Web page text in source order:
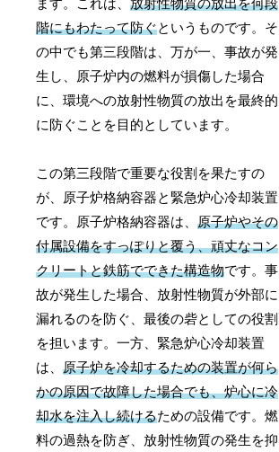
ます。これは、放射性物質の放出を何段
階にもわたって防ぐというものです。そ
の中でも第三段階は、万が一、事故が発
生し、原子炉内の燃料が損傷した場合
に、環境への放射性物質の放出を最終的
に防ぐことを目的としています。
この第三段階で重要な役割を果たすの
が、原子炉格納容器と緊急炉心冷却装置
です。原子炉格納容器は、原子炉やその
付属設備をすっぽりと覆う、頑丈なコン
クリートと鉄筋でできた構造物です。事
故が発生した場合、放射性物質が外部に
漏れるのを防ぐ、最後の砦としての役割
を担います。一方、緊急炉心冷却装置
は、原子炉を冷却するための装置が何ら
かの原因で故障した場合でも、炉心に冷
却水を注入し続けるための設備です。燃
料の過熱を防ぎ、放射性物質の発生を抑